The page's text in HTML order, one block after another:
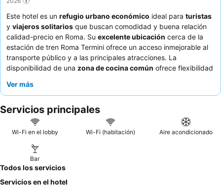
Este hotel es un refugio urbano económico ideal para turistas
y viajeros solitarios que buscan comodidad y buena relación
calidad-precio en Roma. Su excelente ubicación cerca de la
estación de tren Roma Termini ofrece un acceso inmejorable al
transporte público y a las principales atracciones. La
disponibilidad de una zona de cocina común ofrece flexibilidad
amabilidad y la disposición del personal
una experiencia más tranquila, considere solicitar una habitación
que no dé a la calle.
Ver más
Servicios principales
Wi-Fi en el lobby Wi-Fi (habitación) Aire acondicionado
Bar
Todos los servicios
Servicios en el hotel